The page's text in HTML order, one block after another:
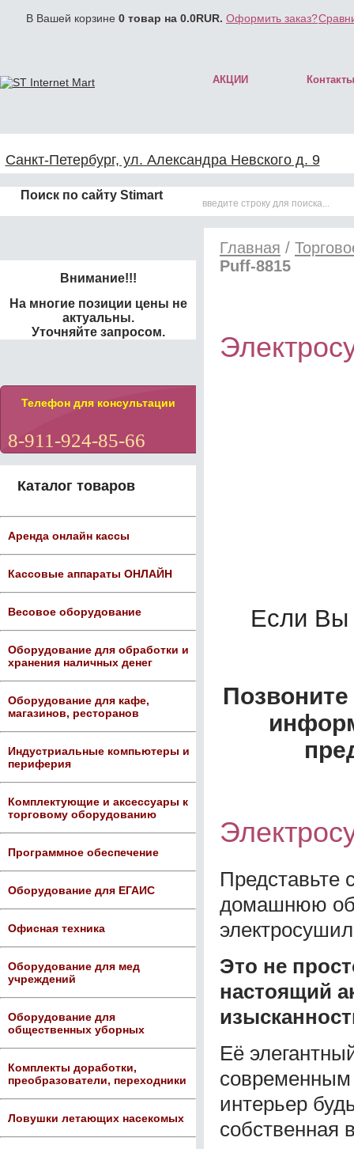
В Вашей корзине 0 товар на 0.0RUR. Оформить заказ?
АКЦИИ Контакты
Санкт-Петербург, ул. Александра Невского д. 9
Поиск по сайту Stimart
Внимание!!!
На многие позиции цены не
актуальны.
Уточняйте запросом.
Телефон для консультации
8-911-924-85-66
Каталог товаров
Аренда онлайн кассы
Кассовые аппараты ОНЛАЙН
Весовое оборудование
Оборудование для обработки и
хранения наличных денег
Оборудование для кафе,
магазинов, ресторанов
Индустриальные компьютеры и
периферия
Комплектующие и аксессуары к
торговому оборудованию
Программное обеспечение
Оборудование для ЕГАИС
Офисная техника
Оборудование для мед
учреждений
Оборудование для
общественных уборных
Комплекты доработки,
преобразователи, переходники
Ловушки летающих насекомых
Главная /
Puff-8815
Если
Представьте
домашнюю
Это не
настоящий
Её
интерьер
собственная